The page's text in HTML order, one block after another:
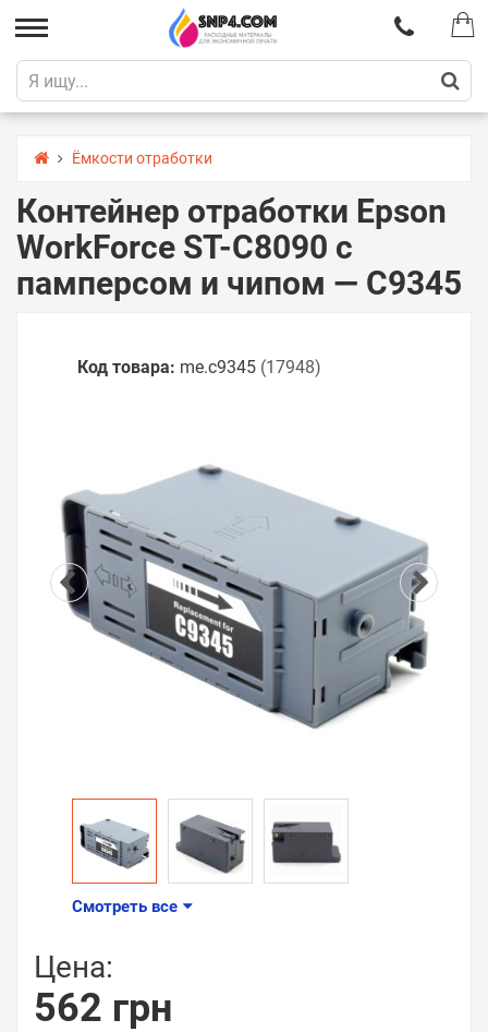
Ёмкости отработки
Контейнер отработки Epson
WorkForce ST-C8090 с
памперсом и чипом — C9345
Код товара: me.c9345 (17948)
Смотреть все
Цена:
562 грн